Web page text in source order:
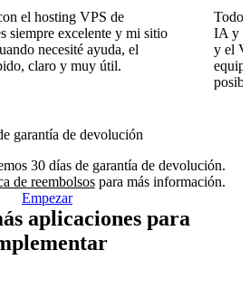
el hosting VPS de
siempre excelente y mi sitio
necesité ayuda, el
claro y muy útil.
Todo
IA y
y el
garantía de devolución
30 días de garantía de devolución.
de reembolsospara más información.
Empezar
aplicaciones para